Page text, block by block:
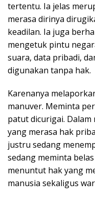
tertentu. Ia jelas
merasa dirinya
keadilan. Ia juga
mengetuk pintu
suara, data pribadi,
digunakan tanpa hak.
Karenanya
manuver. Meminta
patut dicurigai.
yang merasa hak
justru sedang
sedang meminta
menuntut hak yang
manusia sekaligus